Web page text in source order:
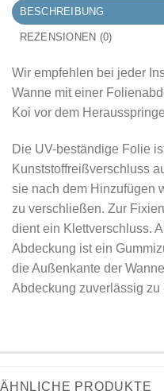
BESCHREIBUNG
REZENSIONEN (0)
Wir empfehlen bei jeder
Wanne mit einer
Koi vor dem
Die UV-beständige Folie
Kunststoffreißverschluss
sie nach dem Hinzufügen
zu verschließen. Zur
dient ein Klettverschluss.
Abdeckung ist ein
die Außenkante der
Abdeckung zuverlässig zu
ÄHNLICHE PRODUKTE